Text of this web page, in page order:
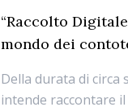
“Raccolto
mondo dei
Della durata di circa
intende raccontare